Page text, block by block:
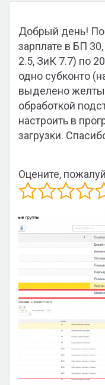
Добрый день!
зарплате в БП
2.5, ЗиК 7.7) по
одно субконто
выделено
обработкой
настроить в
загрузки.
Оцените,